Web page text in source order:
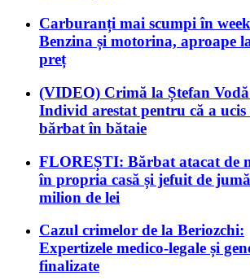
Carburanți mai scumpi în
Benzina și motorina, aproape
preț
(VIDEO) Crimă la Ștefan
Individ arestat pentru că a ucis
bărbat în bătaie
FLOREȘTI: Bărbat atacat de
în propria casă și jefuit de
milion de lei
Cazul crimelor de la Beriozchi:
Expertizele medico-legale și
finalizate